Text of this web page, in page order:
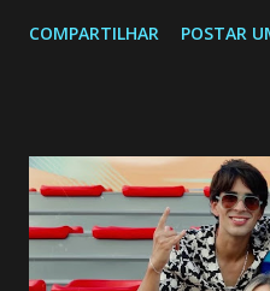
a Programação Semanal do
confessa a Gabriel que ele
pessoa que ela tanto desejou
entra no quarto de Gabriel e
encontro deles, quando
COMPARTILHAR POSTAR